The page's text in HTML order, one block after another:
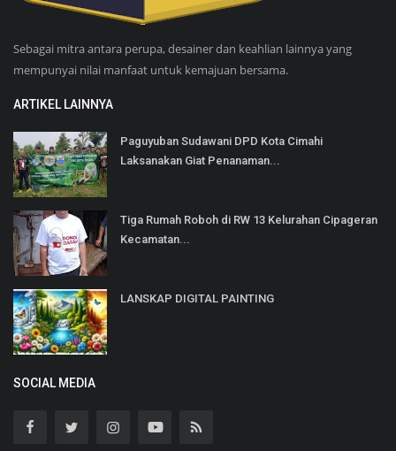
Sebagai mitra antara perupa, desainer dan keahlian lainnya yang
mempunyai nilai manfaat untuk kemajuan bersama.
ARTIKEL LAINNYA
Paguyuban Sudawani DPD Kota Cimahi
Laksanakan Giat Penanaman...
Tiga Rumah Roboh di RW 13 Kelurahan Cipageran
Kecamatan...
LANSKAP DIGITAL PAINTING
SOCIAL MEDIA